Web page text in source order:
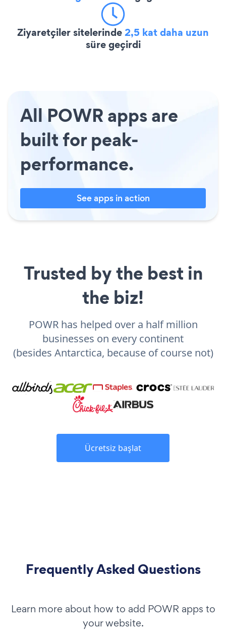
Ziyaretçiler sitelerinde2,5 kat daha uzun
süre geçirdi
All POWR apps are
built for peak-
performance.
See apps in action
Trusted by the best in
the biz!
POWR has helped over a half million
businesses on every continent
(besides Antarctica, because of course not)
Ücretsiz başlat
Frequently Asked Questions
Learn more about how to add POWR apps to
your website.